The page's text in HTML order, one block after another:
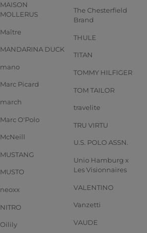
MAISON
MOLLERUS
Maître
MANDARINA DUCK
mano
Marc Picard
march
Marc O'Polo
McNeill
MUSTANG
MUSTO
neoxx
NITRO
Oilily
The Chesterfield
Brand
THULE
TITAN
TOMMY HILFIGER
TOM TAILOR
travelite
TRU VIRTU
U.S. POLO ASSN.
Unio Hamburg x
Les Visionnaires
VALENTINO
Vanzetti
VAUDE